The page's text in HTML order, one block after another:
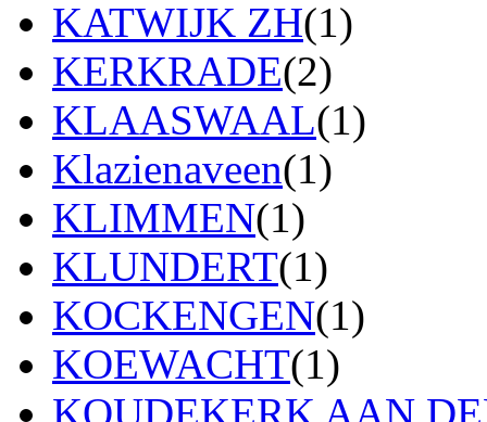
KATWIJK ZH(1)
KERKRADE(2)
KLAASWAAL(1)
Klazienaveen(1)
KLIMMEN(1)
KLUNDERT(1)
KOCKENGEN(1)
KOEWACHT(1)
KOUDEKERK AAN